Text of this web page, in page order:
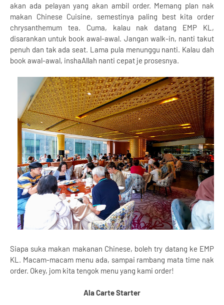
akan ada pelayan yang akan ambil order. Memang plan nak
makan Chinese Cuisine, semestinya paling best kita order
chrysanthemum tea. Cuma, kalau nak datang EMP KL,
disarankan untuk book awal-awal. Jangan walk-in, nanti takut
penuh dan tak ada seat. Lama pula menunggu nanti. Kalau dah
book awal-awal, inshaAllah nanti cepat je prosesnya.
Siapa suka makan makanan Chinese, boleh try datang ke EMP
KL. Macam-macam menu ada, sampai rambang mata time nak
order. Okey, jom kita tengok menu yang kami order!
Ala Carte Starter